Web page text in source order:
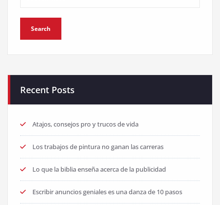
Recent Posts
Atajos, consejos pro y trucos de vida
Los trabajos de pintura no ganan las carreras
Lo que la biblia enseña acerca de la publicidad
Escribir anuncios geniales es una danza de 10 pasos